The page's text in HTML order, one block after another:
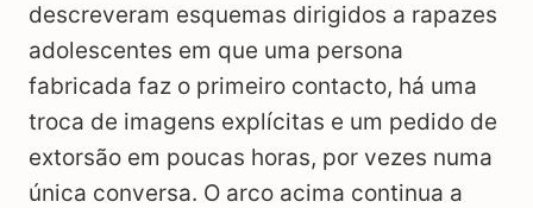
descreveram esquemas dirigidos a rapazes
adolescentes em que uma persona
fabricada faz o primeiro contacto, há uma
troca de imagens explícitas e um pedido de
extorsão em poucas horas, por vezes numa
única conversa. O arco acima continua a